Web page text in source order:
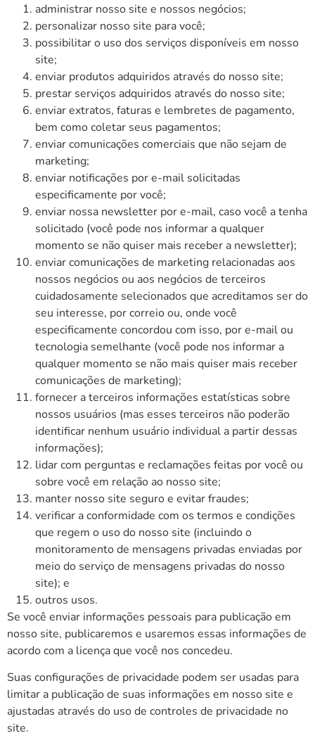
administrar nosso site e nossos negócios;
personalizar nosso site para você;
possibilitar o uso dos serviços disponíveis em nosso
site;
enviar produtos adquiridos através do nosso site;
prestar serviços adquiridos através do nosso site;
enviar extratos, faturas e lembretes de pagamento,
bem como coletar seus pagamentos;
enviar comunicações comerciais que não sejam de
marketing;
enviar notificações por e-mail solicitadas
especificamente por você;
enviar nossa newsletter por e-mail, caso você a tenha
solicitado (você pode nos informar a qualquer
momento se não quiser mais receber a newsletter);
enviar comunicações de marketing relacionadas aos
nossos negócios ou aos negócios de terceiros
cuidadosamente selecionados que acreditamos ser do
seu interesse, por correio ou, onde você
especificamente concordou com isso, por e-mail ou
tecnologia semelhante (você pode nos informar a
qualquer momento se não mais quiser mais receber
comunicações de marketing);
fornecer a terceiros informações estatísticas sobre
nossos usuários (mas esses terceiros não poderão
identificar nenhum usuário individual a partir dessas
informações);
lidar com perguntas e reclamações feitas por você ou
sobre você em relação ao nosso site;
manter nosso site seguro e evitar fraudes;
verificar a conformidade com os termos e condições
que regem o uso do nosso site (incluindo o
monitoramento de mensagens privadas enviadas por
meio do serviço de mensagens privadas do nosso
site); e
outros usos.
Se você enviar informações pessoais para publicação em
nosso site, publicaremos e usaremos essas informações de
acordo com a licença que você nos concedeu.
Suas configurações de privacidade podem ser usadas para
limitar a publicação de suas informações em nosso site e
ajustadas através do uso de controles de privacidade no
site.